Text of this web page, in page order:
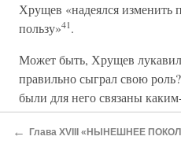
Хрущев «надеялся
пользу»41.
Может быть, Хрущев
правильно сыграл свою
были для него связаны
о чем и не подозревал
Хрущев постоянно менял
←